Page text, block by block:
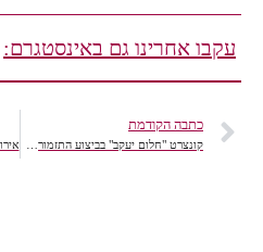
עקבו אחרינו גם באינסטגרם:
כתבה הקודמת